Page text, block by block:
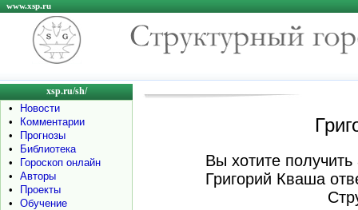
www.xsp.ru
xsp.ru/sh/
•
Новости
•
Комментарии
•
Прогнозы
•
Библиотека
•
Гороскоп онлайн
•
Авторы
•
Проекты
•
Обучение
Вы хотите
Григорий Кваша